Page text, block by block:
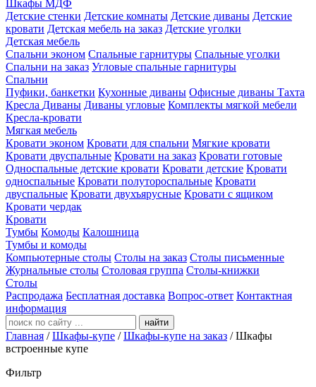
Шкафы МДФ
Детские стенки Детские комнаты Детские диваны Детские
кровати Детская мебель на заказ Детские уголки
Детская мебель
Спальни эконом Спальные гарнитуры Спальные уголки
Спальни на заказ Угловые спальные гарнитуры
Спальни
Пуфики, банкетки Кухонные диваны Офисные диваны Тахта
Кресла Диваны Диваны угловые Комплекты мягкой мебели
Кресла-кровати
Мягкая мебель
Кровати эконом Кровати для спальни Мягкие кровати
Кровати двуспальные Кровати на заказ Кровати готовые
Односпальные детские кровати Кровати детские Кровати
односпальные Кровати полутороспальные Кровати
двуспальные Кровати двухъярусные Кровати с ящиком
Кровати чердак
Кровати
Тумбы Комоды Калошница
Тумбы и комоды
Компьютерные столы Столы на заказ Столы письменные
Журнальные столы Столовая группа Столы-книжки
Столы
Распродажа Бесплатная доставка Вопрос-ответ Контактная
информация
найти
Главная /Шкафы-купе /Шкафы-купе на заказ /Шкафы
встроенные купе
Фильтр